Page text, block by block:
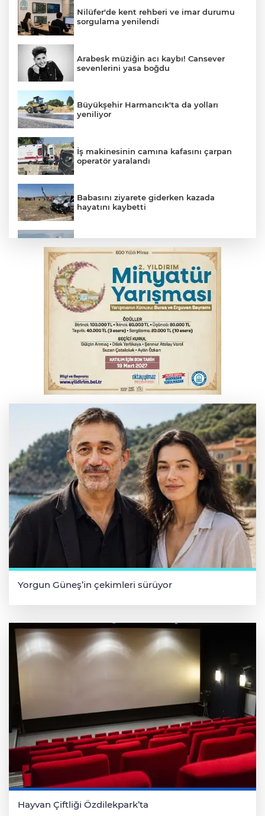
Nilüfer'de kent rehberi ve imar durumu
sorgulama yenilendi
Arabesk müziğin acı kaybı! Cansever
sevenlerini yasa boğdu
Büyükşehir Harmancık'ta da yolları
yeniliyor
İş makinesinin camına kafasını çarpan
operatör yaralandı
Babasını ziyarete giderken kazada
hayatını kaybetti
karadan müdahale başlatıldı
Beyaz Saray ile Taylor Swift arasında telif
savaşı
Bursa'da Mustafa Keser'den müzik ve
kahkaha dolu gece
Bursa'da binlerce kişi meteor yağmuru
için bir araya geldi
Yorgun Güneş’in çekimleri sürüyor
Hayvan Çiftliği Özdilekpark’ta